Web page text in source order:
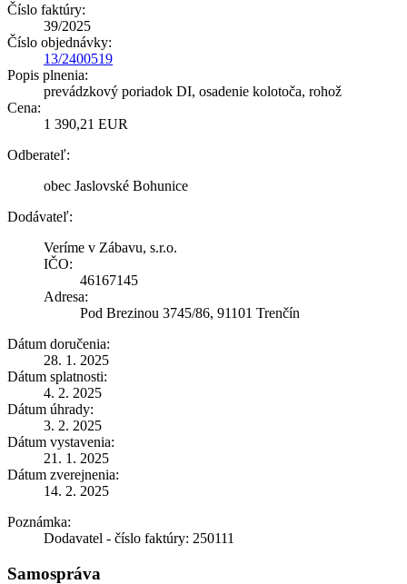
Číslo faktúry:
39/2025
Číslo objednávky:
13/2400519
Popis plnenia:
prevádzkový poriadok DI, osadenie kolotoča, rohož
Cena:
1 390,21 EUR
Odberateľ:
obec Jaslovské Bohunice
Dodávateľ:
Veríme v Zábavu, s.r.o.
IČO:
46167145
Adresa:
Pod Brezinou 3745/86, 91101 Trenčín
Dátum doručenia:
28. 1. 2025
Dátum splatnosti:
4. 2. 2025
Dátum úhrady:
3. 2. 2025
Dátum vystavenia:
21. 1. 2025
Dátum zverejnenia:
14. 2. 2025
Poznámka:
Dodavatel - číslo faktúry: 250111
Samospráva